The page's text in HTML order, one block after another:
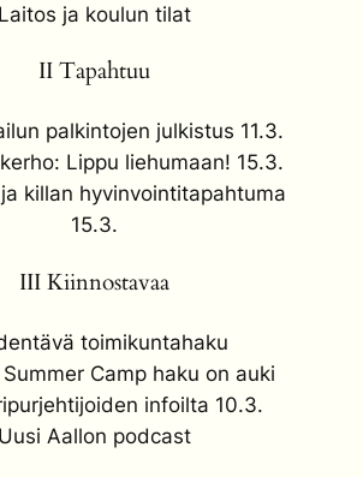
Laitos ja koulun tilat
II Tapahtuu
palkintojen julkistus 11.3.
Lippu liehumaan! 15.3.
killan hyvinvointitapahtuma
15.3.
III Kiinnostavaa
toimikuntahaku
Camp haku on auki
infoilta 10.3.
Uusi Aallon podcast